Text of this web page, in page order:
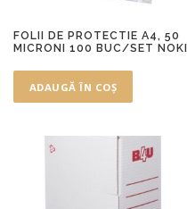
FOLII DE PROTECTIE A4, 50
MICRONI 100 BUC/SET NOKI
ADAUGĂ ÎN COȘ